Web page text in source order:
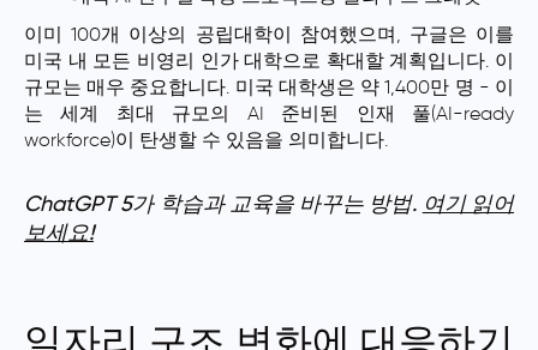
이미 100개 이상의 공립대학이 참여했으며, 구글은 이를
미국 내 모든 비영리 인가 대학으로 확대할 계획입니다. 이
규모는 매우 중요합니다. 미국 대학생은 약 1,400만 명 - 이
는 세계 최대 규모의 AI 준비된 인재 풀(AI-ready
workforce)이 탄생할 수 있음을 의미합니다.
ChatGPT 5가 학습과 교육을 바꾸는 방법. 여기 읽어
보세요!